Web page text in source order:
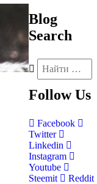
Blog
Search
Follow Us
Facebook
Twitter
Linkedin
Instagram
Youtube
Steemit
Reddit